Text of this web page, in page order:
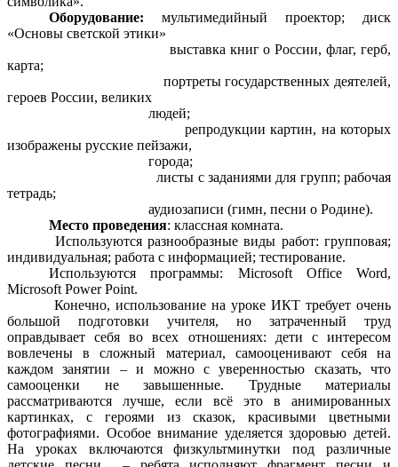
Оборудование:мультимедийный проектор; диск
«Основы светской этики»
выставка книг о России, флаг, герб,
карта;
портреты государственных деятелей,
героев России, великих
людей;
репродукции картин, на которых
изображены русские пейзажи,
города;
листы с заданиями для групп; рабочая
тетрадь;
аудиозаписи (гимн, песни о Родине).
Место проведения: классная комната.
Используются разнообразные виды работ: групповая;
индивидуальная; работа с информацией; тестирование.
Используются программы: Microsoft Office Word,
Microsoft Power Point.
Конечно, использование на уроке ИКТ требует очень
большой подготовки учителя, но затраченный труд
оправдывает себя во всех отношениях: дети с интересом
вовлечены в сложный материал, самооценивают себя на
каждом занятии – и можно с уверенностью сказать, что
самооценки не завышенные. Трудные материалы
рассматриваются лучше, если всё это в анимированных
картинках, с героями из сказок, красивыми цветными
фотографиями. Особое внимание уделяется здоровью детей.
На уроках включаются физкультминутки под различные